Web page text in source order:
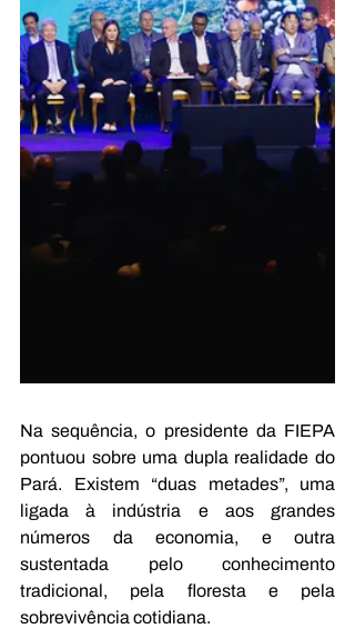
Na sequência, o presidente da FIEPA
pontuou sobre uma dupla realidade do
Pará. Existem “duas metades”, uma
ligada à indústria e aos grandes
números da economia, e outra
sustentada pelo conhecimento
tradicional, pela floresta e pela
sobrevivência cotidiana.